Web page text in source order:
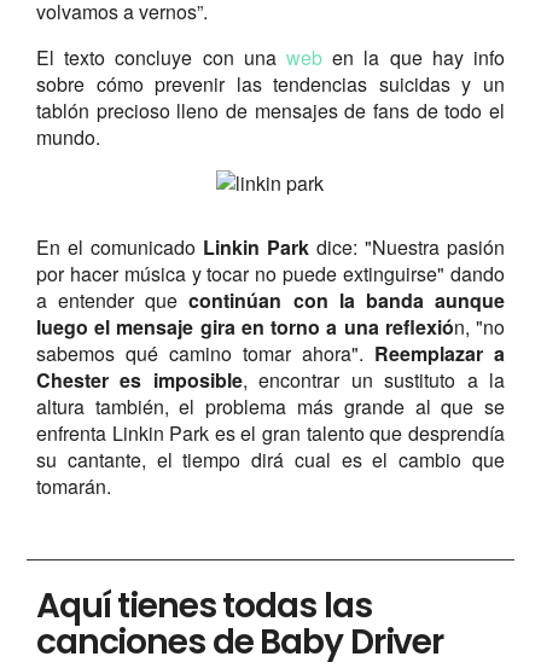
volvamos a vernos”.
El texto concluye con una weben la que hay info
sobre cómo prevenir las tendencias suicidas y un
tablón precioso lleno de mensajes de fans de todo el
mundo.
En el comunicado Linkin Park dice: "Nuestra pasión
por hacer música y tocar no puede extinguirse" dando
a entender quecontinúan con la banda aunque
luego el mensaje gira en torno a una reflexión, "no
sabemos qué camino tomar ahora". Reemplazar a
Chester es imposible, encontrar un sustituto a la
altura también, el problema más grande al que se
enfrenta Linkin Park es el gran talento que desprendía
su cantante, el tiempo dirá cual es el cambio que
tomarán.
Aquí tienes todas las
canciones de Baby Driver